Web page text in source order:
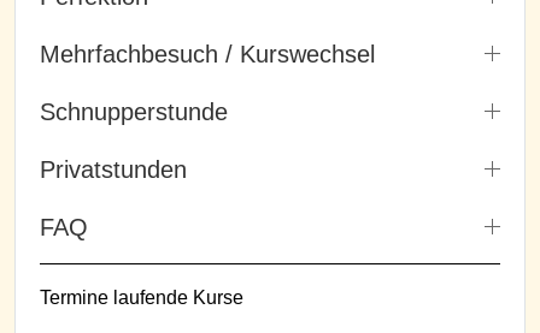
Mehrfachbesuch / Kurswechsel
Schnupperstunde
Privatstunden
FAQ
Termine laufende Kurse